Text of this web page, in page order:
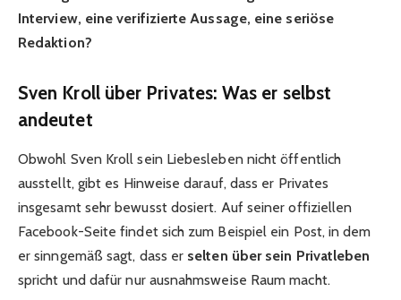
Interview, eine verifizierte Aussage, eine seriöse
Redaktion?
Sven Kroll über Privates: Was er selbst
andeutet
Obwohl Sven Kroll sein Liebesleben nicht öffentlich
ausstellt, gibt es Hinweise darauf, dass er Privates
insgesamt sehr bewusst dosiert. Auf seiner offiziellen
Facebook-Seite findet sich zum Beispiel ein Post, in dem
er sinngemäß sagt, dass er selten über sein Privatleben
spricht und dafür nur ausnahmsweise Raum macht.